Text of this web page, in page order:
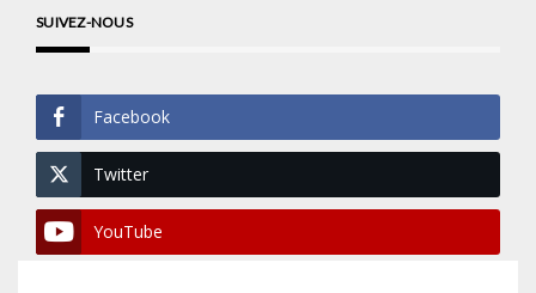
SUIVEZ-NOUS
Facebook
Twitter
YouTube